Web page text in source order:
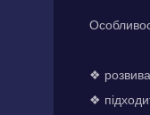
❖
❖